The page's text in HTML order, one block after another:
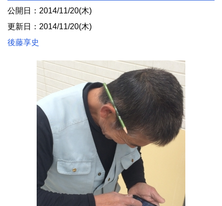
公開日：2014/11/20(木)
更新日：2014/11/20(木)
後藤享史